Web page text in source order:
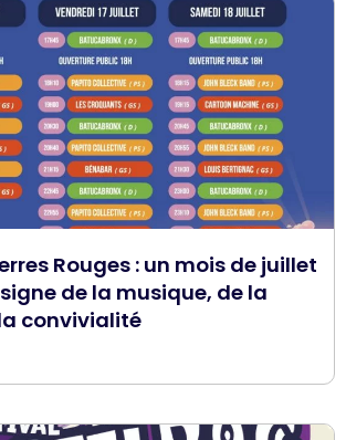
Rouges : un mois de juillet
de la musique, de la
convivialité